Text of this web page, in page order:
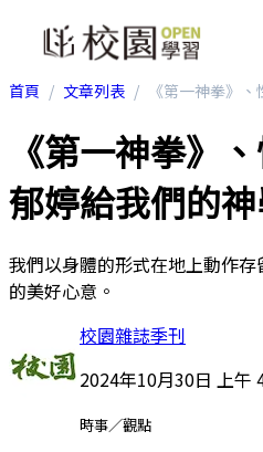
首頁 文章列表
《第一神拳》
郁婷給我們的
我們以身體的形式在地上動作
的美好心意。
校園雜誌季刊
2024年10月30日 上午
時事／觀點